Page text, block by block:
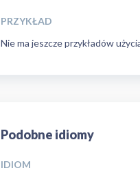
PRZYKŁAD
Nie ma jeszcze przykładów
Podobne idiomy
IDIOM